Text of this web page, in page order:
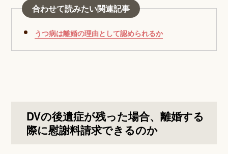
合わせて読みたい関連記事
うつ病は離婚の理由として認められるか
DVの後遺症が残った場合、離婚する
際に慰謝料請求できるのか